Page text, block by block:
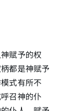
赋予的权
都是神赋予
式有所不
召神的仆